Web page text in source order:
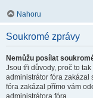
Nahoru
Soukromé zprávy
Nemůžu posílat
Jsou tři důvody, proč to
administrátor fóra zakázal
fóra zakázal přímo vám
administrátora fóra.